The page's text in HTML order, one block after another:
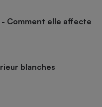
- Comment elle affecte
blanches